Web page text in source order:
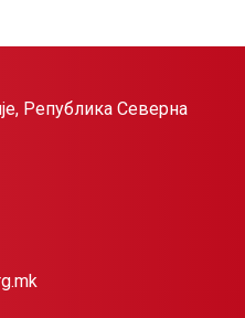
Република Северна